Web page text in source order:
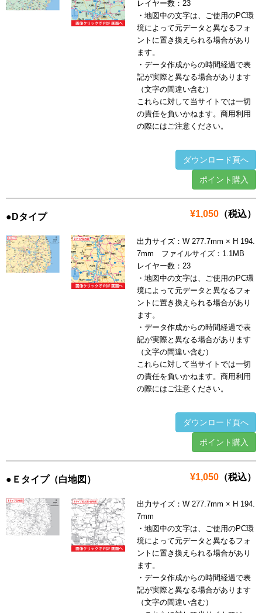
レイヤー数：23
・地図中の文字は、ご使用のPC環
境によって元データと異なるフォ
ントに置き換えられる場合があり
ます。
・データ作成からの時間経過で表
記が実際と異なる場合があります
（文字の間違い含む）
これらに対して当サイトでは一切
の責任を負いかねます。商用利用
の際にはご注意ください。
ダウンロード頁へ
ポイント購入
¥1,050 （税込）
●Dタイプ
出力サイズ：W 277.7mm × H 194.
7mm ファイルサイズ：1.1MB
レイヤー数：23
・地図中の文字は、ご使用のPC環
境によって元データと異なるフォ
ントに置き換えられる場合があり
ます。
・データ作成からの時間経過で表
記が実際と異なる場合があります
（文字の間違い含む）
これらに対して当サイトでは一切
の責任を負いかねます。商用利用
の際にはご注意ください。
ダウンロード頁へ
ポイント購入
¥1,050 （税込）
●Ｅタイプ（白地図）
出力サイズ：W 277.7mm × H 194.
7mm
・地図中の文字は、ご使用のPC環
境によって元データと異なるフォ
ントに置き換えられる場合があり
ます。
・データ作成からの時間経過で表
記が実際と異なる場合があります
（文字の間違い含む）